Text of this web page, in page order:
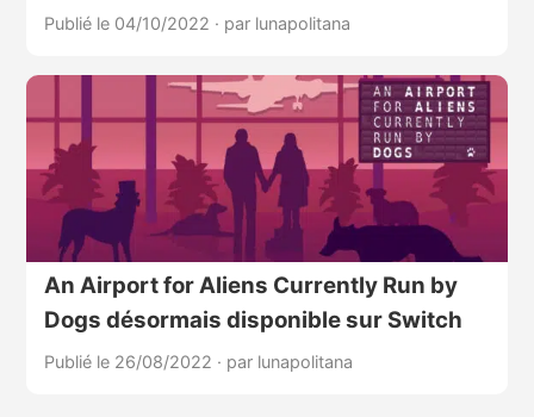
Publié le 04/10/2022 · par lunapolitana
An Airport for Aliens Currently Run by
Dogs désormais disponible sur Switch
Publié le 26/08/2022 · par lunapolitana